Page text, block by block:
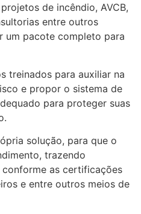
de incêndio, AVCB,
entre outros
um pacote completo para
treinados para auxiliar na
e propor o sistema de
para proteger suas
solução, para que o
trazendo
as certificações
e entre outros meios de